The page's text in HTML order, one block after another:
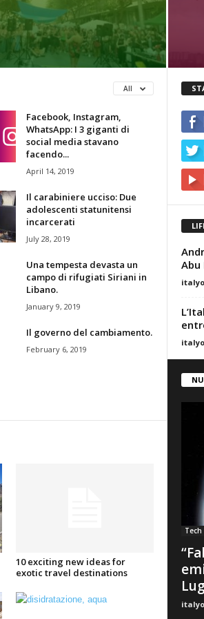
All
Facebook, Instagram,
WhatsApp: I 3 giganti di
social media stavano
facendo...
April 14, 2019
Il carabiniere ucciso: Due
adolescenti statunitensi
incarcerati
July 28, 2019
Una tempesta devasta un
campo di rifugiati Siriani in
Libano.
January 9, 2019
Il governo del cambiamento.
February 6, 2019
10 exciting new ideas for
exotic travel destinations
Abu
Tech